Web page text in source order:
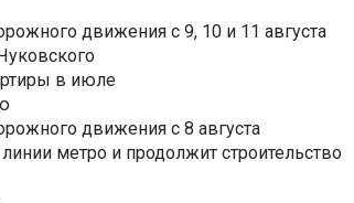
движения с 9, 10 и 11 августа
в июле
движения с 8 августа
метро и продолжит строительство